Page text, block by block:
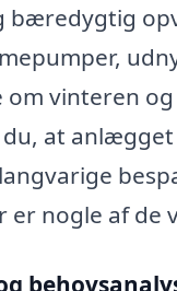
bæredygtig
om vinteren
at
er nogle af de